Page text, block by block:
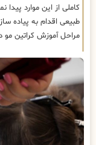
کاملی از این موارد
طبیعی اقدام به پیاده
مراحل آموزش کراتین مو